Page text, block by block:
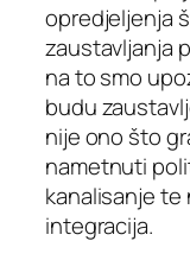
opredjeljenja
zaustavljanja
na to smo
budu
nije ono što
nametnuti
kanalisanje te
integracija.